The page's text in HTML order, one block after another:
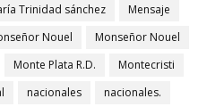
Trinidad sánchez
Mensaje
Nouel
Monseñor Nouel
Monte Plata R.D.
Montecristi
nacionales
nacionales.